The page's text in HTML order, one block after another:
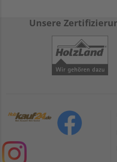
Unsere